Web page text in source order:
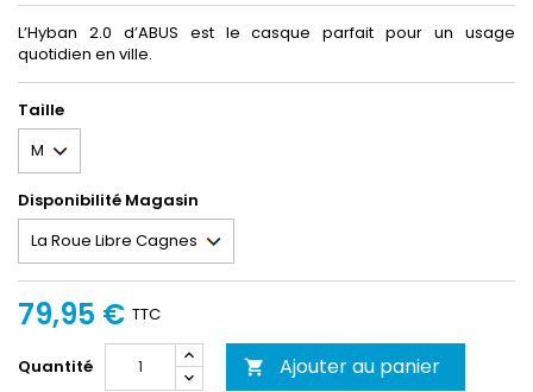
L’Hyban 2.0 d’ABUS est le casque parfait pour un usage
quotidien en ville.
Taille
Disponibilité Magasin
79,95 € TTC
Quantité  Ajouter au panier